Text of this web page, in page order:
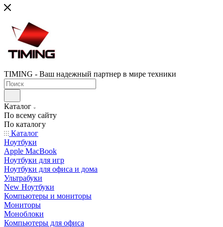
TIMING - Ваш надежный партнер в мире техники
Каталог
По всему сайту
По каталогу
Каталог
Ноутбуки
Apple MacBook
Ноутбуки для игр
Ноутбуки для офиса и дома
Ультрабуки
New Ноутбуки
Компьютеры и мониторы
Мониторы
Моноблоки
Компьютеры для офиса